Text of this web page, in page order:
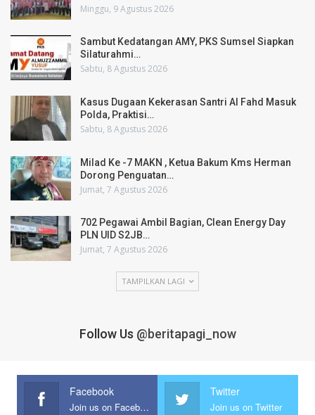
Minggu, 9 Agustus 2026
Sambut Kedatangan AMY, PKS Sumsel Siapkan
Silaturahmi…
Sabtu, 8 Agustus 2026
Kasus Dugaan Kekerasan Santri Al Fahd Masuk
Polda, Praktisi…
Sabtu, 8 Agustus 2026
Milad Ke -7 MAKN , Ketua Bakum Kms Herman
Dorong Penguatan…
Jumat, 7 Agustus 2026
702 Pegawai Ambil Bagian, Clean Energy Day
PLN UID S2JB…
Jumat, 7 Agustus 2026
TAMPILKAN LAGI
Follow Us @beritapagi_now
Facebook
Join us on Facebook
Twitter
Join us on Twitter